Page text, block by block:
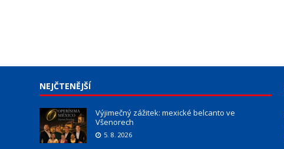
NEJČTENĚJŠÍ
Výjimečný zážitek: mexické belcanto ve
Všenorech
5. 8. 2026